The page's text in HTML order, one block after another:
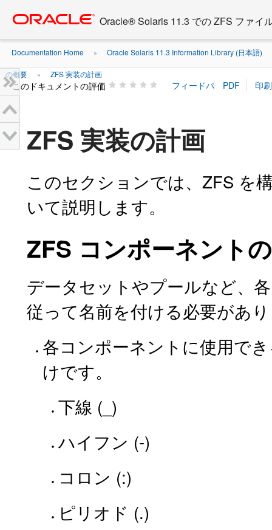
content
Oracle® Solaris 11.3 での ZFS ファイ
Documentation Home » Oracle Solaris 11.3 Information Library (日本語)
の概要 » ZFS 実装の計画
このドキュメントの評価
ZFS 実装の計画
このセクションでは、ZFS を
いて説明します。
ZFS コンポーネント
データセットやプールなど、
従って名前を付ける必要があ
各コンポーネントに使用で
けです。
下線 (_)
ハイフン (-)
コロン (:)
ピリオド (.)